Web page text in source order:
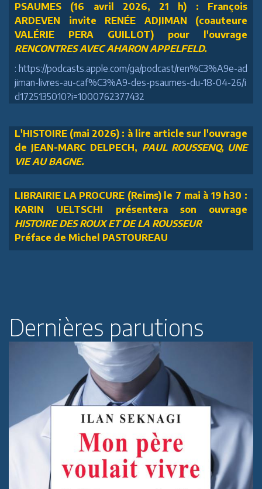
PSAUMES (16 avril 2026, 21 h) : François
ARDEVEN invite RENÉE ADJIMAN (coauteure
VALÉRIE PERA GUILLOT) pour l'ouvrage
RENCONTRES AVEC AHARON APPELFELD.
: https://podcasts.apple.com/ga/podcast/ren%C3%A9e-ad
jiman-livres-au-caf%C3%A9-des-psaumes-du-18-04-26/i
d1725135010?i=1000762377432
L'HISTOIRE (mai 2026) : à lire article sur l'ouvrage
de JEAN-MARC DELPECH, PAUL ROUSSENQ, UNE
VIE AU BAGNE.
LIBRAIRIE LA PROCURE (Reims) le 7 mai à 19 h30 :
KARIN UELTSCHI présentera son ouvrage
HISTOIRE DES ROUX ET DE LA ROUSSEUR
Préface de Michel PASTOUREAU
Dernières parutions